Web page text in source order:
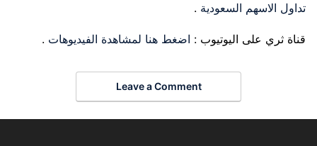
تداول الاسهم السعودية .
قناة ثري على اليوتيوب : اضغط هنا لمشاهدة الفيديوهات .
Leave a Comment